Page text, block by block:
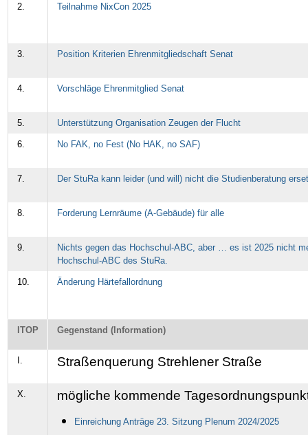
2. Teilnahme NixCon 2025
3. Position Kriterien Ehrenmitgliedschaft Senat
4. Vorschläge Ehrenmitglied Senat
5. Unterstützung Organisation Zeugen der Flucht
6. No FAK, no Fest (No HAK, no SAF)
7. Der StuRa kann leider (und will) nicht die Studienberatung
8. Forderung Lernräume (A-Gebäude) für alle
9.
Nichts gegen das Hochschul-ABC, aber … es ist 2025 nicht
Hochschul-ABC des StuRa.
10. Änderung Härtefallordnung
ITOP Gegenstand (Information)
I. Straßenquerung Strehlener Straße
X. mögliche kommende
Einreichung Anträge 23. Sitzung Plenum 2024/2025